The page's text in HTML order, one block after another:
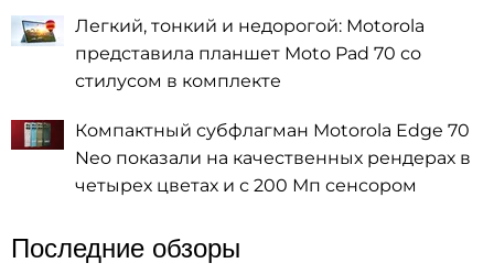
Легкий, тонкий и недорогой: Motorola
представила планшет Moto Pad 70 со
стилусом в комплекте
Компактный субфлагман Motorola Edge 70
Neo показали на качественных рендерах в
четырех цветах и с 200 Мп сенсором
Последние обзоры